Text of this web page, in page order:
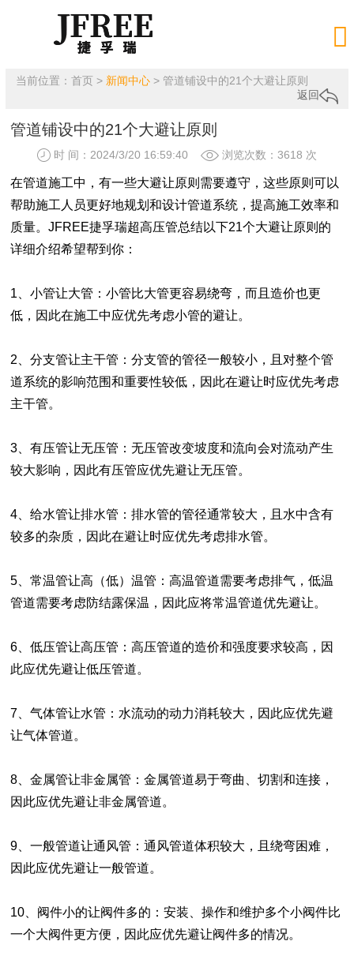

当前位置： 首页> 新闻中心> 管道铺设中的21个大避让原则
返回
管道铺设中的21个大避让原则
时 间：2024/3/20 16:59:40 浏览次数：3618 次
在管道施工中，有一些大避让原则需要遵守，这些原则可以
帮助施工人员更好地规划和设计管道系统，提高施工效率和
质量。JFREE捷孚瑞超高压管总结以下21个大避让原则的
详细介绍希望帮到你：
1、小管让大管：小管比大管更容易绕弯，而且造价也更
低，因此在施工中应优先考虑小管的避让。
2、分支管让主干管：分支管的管径一般较小，且对整个管
道系统的影响范围和重要性较低，因此在避让时应优先考虑
主干管。
3、有压管让无压管：无压管改变坡度和流向会对流动产生
较大影响，因此有压管应优先避让无压管。
4、给水管让排水管：排水管的管径通常较大，且水中含有
较多的杂质，因此在避让时应优先考虑排水管。
5、常温管让高（低）温管：高温管道需要考虑排气，低温
管道需要考虑防结露保温，因此应将常温管道优先避让。
6、低压管让高压管：高压管道的造价和强度要求较高，因
此应优先避让低压管道。
7、气体管让水管：水流动的动力消耗较大，因此应优先避
让气体管道。
8、金属管让非金属管：金属管道易于弯曲、切割和连接，
因此应优先避让非金属管道。
9、一般管道让通风管：通风管道体积较大，且绕弯困难，
因此应优先避让一般管道。
10、阀件小的让阀件多的：安装、操作和维护多个小阀件比
一个大阀件更方便，因此应优先避让阀件多的情况。